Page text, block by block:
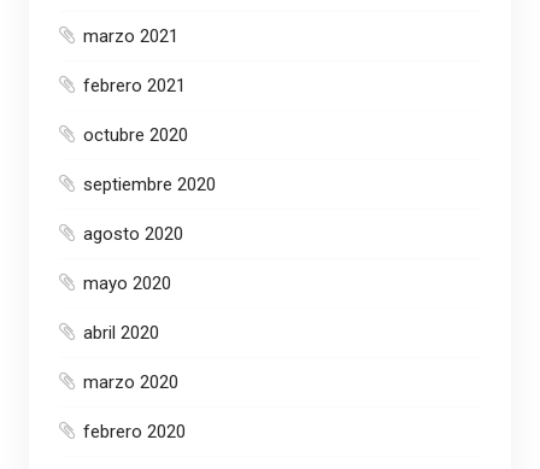
marzo 2021
febrero 2021
octubre 2020
septiembre 2020
agosto 2020
mayo 2020
abril 2020
marzo 2020
febrero 2020